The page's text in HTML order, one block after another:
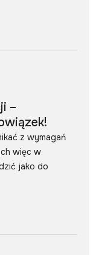
–
z wymagań
więc w
jako do